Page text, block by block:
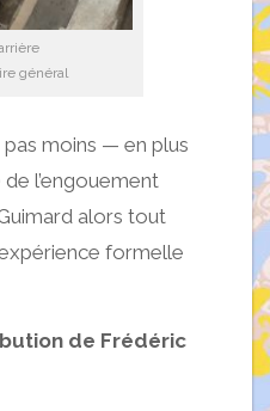
général
pas moins — en plus
l’engouement
alors tout
formelle
de Frédéric